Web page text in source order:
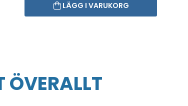
LÄGG I VARUKORG